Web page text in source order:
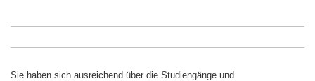
Sie haben sich ausreichend über die Studiengänge und